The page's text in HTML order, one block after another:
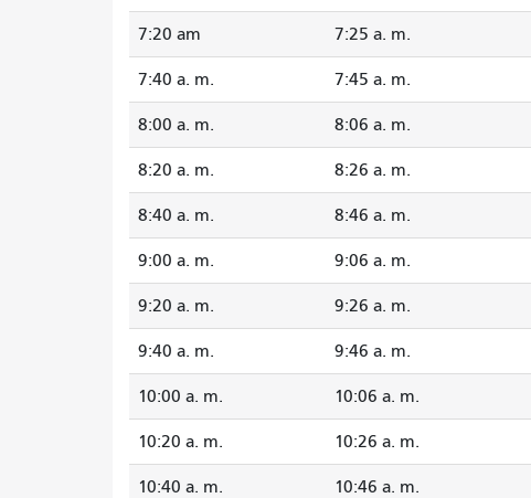
7:20 am 7:25 a. m.
7:40 a. m. 7:45 a. m.
8:00 a. m. 8:06 a. m.
8:20 a. m. 8:26 a. m.
8:40 a. m. 8:46 a. m.
9:00 a. m. 9:06 a. m.
9:20 a. m. 9:26 a. m.
9:40 a. m. 9:46 a. m.
10:00 a. m. 10:06 a. m.
10:20 a. m. 10:26 a. m.
10:40 a. m. 10:46 a. m.